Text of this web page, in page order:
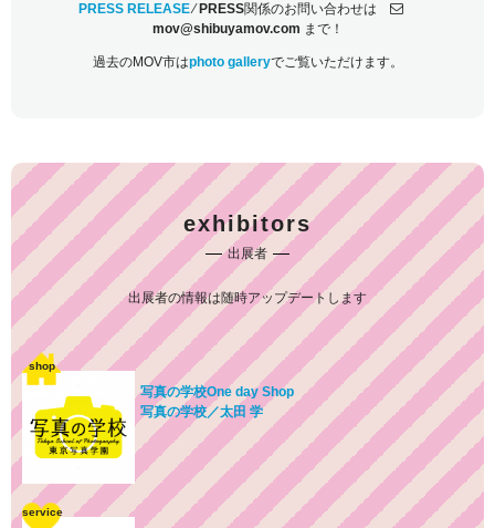
PRESS RELEASE⁄ PRESS関係のお問い合わせは
mov@shibuyamov.com まで！
過去のMOV市はphoto galleryでご覧いただけます。
exhibitors
出展者
出展者の情報は随時アップデートします
shop
写真の学校One day Shop
写真の学校／太田 学
service